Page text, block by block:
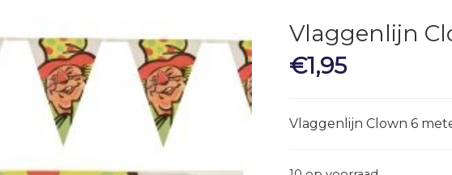
Vlaggenlijn
€1,95
Vlaggenlijn Clown 6